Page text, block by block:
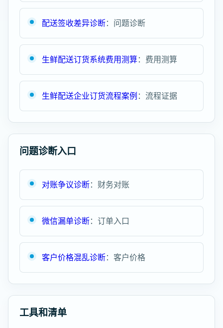
配送签收差异诊断：问题诊断
生鲜配送订货系统费用测算：费用测算
生鲜配送企业订货流程案例：流程证据
问题诊断入口
对账争议诊断：财务对账
微信漏单诊断：订单入口
客户价格混乱诊断：客户价格
工具和清单